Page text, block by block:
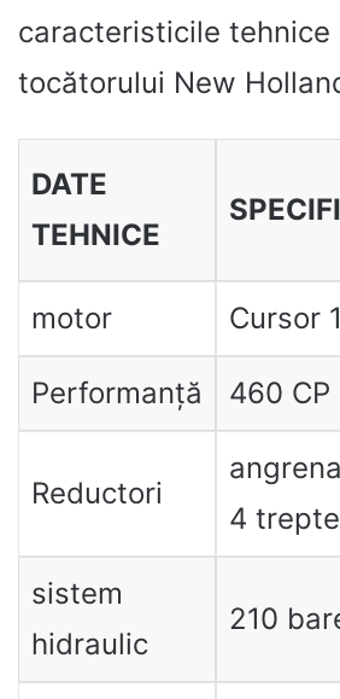
caracteristicile tehnice
tocătorului New
DATE
TEHNICE
motor Cursor
Performanță 460 CP
Reductori
4 trepte
sistem
hidraulic
210